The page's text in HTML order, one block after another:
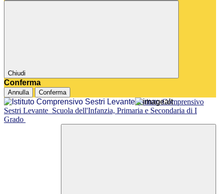
Chiudi
Conferma
Annulla Conferma
Istituto Comprensivo
Sestri Levante Scuola dell'Infanzia, Primaria e Secondaria di I
Grado